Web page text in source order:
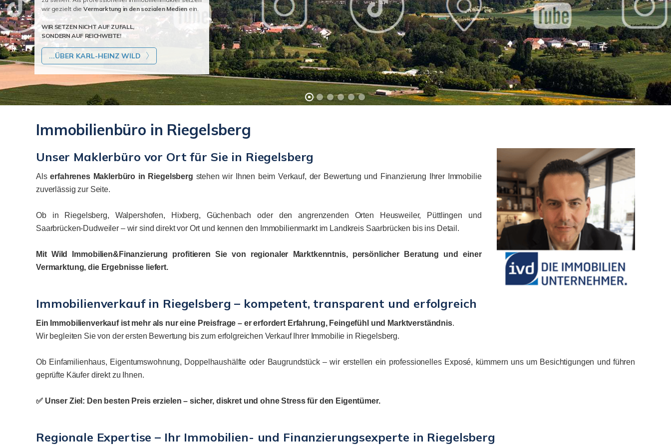
wir gezielt die Vermarktung in den sozialen Medienein.
WIR SETZEN NICHT AUF ZUFALL,
SONDERN AUF REICHWEITE!
...ÜBER KARL-HEINZ WILD
Immobilienbüro in Riegelsberg
Unser Maklerbüro vor Ort für Sie in Riegelsberg
Alserfahrenes Maklerbüro in Riegelsberg stehen wir Ihnen beim Verkauf, der Bewertung und Finanzierung Ihrer Immobilie
zuverlässig zur Seite.
Ob in Riegelsberg, Walpershofen, Hixberg, Güchenbach oder den angrenzenden Orten Heusweiler, Püttlingen und
Saarbrücken-Dudweiler – wir sind direkt vor Ort und kennen den Immobilienmarkt im Landkreis Saarbrücken bis ins Detail.
Mit Wild Immobilien&Finanzierung profitieren Sie von regionaler Marktkenntnis, persönlicher Beratung und einer
Vermarktung, die Ergebnisse liefert.
Immobilienverkauf in Riegelsberg – kompetent, transparent und erfolgreich
Ein Immobilienverkauf ist mehr als nur eine Preisfrage – er erfordert Erfahrung, Feingefühl und Marktverständnis.
Wir begleiten Sie von der ersten Bewertung bis zum erfolgreichen Verkauf Ihrer Immobilie in Riegelsberg.
Ob Einfamilienhaus, Eigentumswohnung, Doppelhaushälfte oder Baugrundstück – wir erstellen ein professionelles Exposé, kümmern uns um Besichtigungen und führen
geprüfte Käufer direkt zu Ihnen.
✅ Unser Ziel: Den besten Preis erzielen – sicher, diskret und ohne Stress für den Eigentümer.
Regionale Expertise – Ihr Immobilien- und Finanzierungsexperte in Riegelsberg